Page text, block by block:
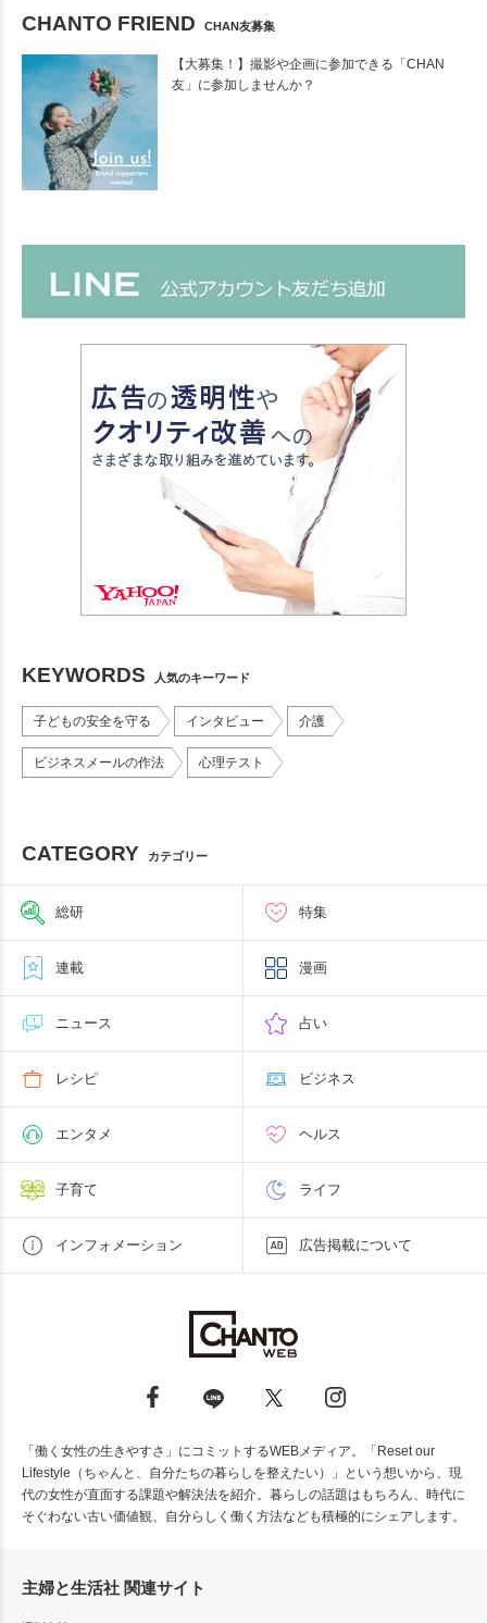
CHANTO FRIEND CHAN友募集
【大募集！】撮影や企画に参加できる「CHAN
友」に参加しませんか？
KEYWORDS 人気のキーワード
子どもの安全を守る インタビュー 介護
ビジネスメールの作法 心理テスト
CATEGORY カテゴリー
総研 特集
連載 漫画
ニュース 占い
レシピ ビジネス
エンタメ ヘルス
子育て ライフ
インフォメーション 広告掲載について
「働く女性の生きやすさ」にコミットするWEBメディア。「Reset our
Lifestyle（ちゃんと、自分たちの暮らしを整えたい）」という想いから、現
代の女性が直面する課題や解決法を紹介。暮らしの話題はもちろん、時代に
そぐわない古い価値観、自分らしく働く方法なども積極的にシェアします。
主婦と生活社 関連サイト